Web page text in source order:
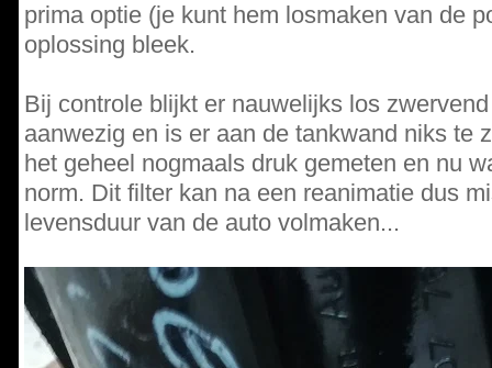
prima optie (je kunt hem losmaken van de
oplossing bleek.
Bij controle blijkt er nauwelijks los
aanwezig en is er aan de tankwand niks te
het geheel nogmaals druk gemeten en nu
norm. Dit filter kan na een reanimatie dus
levensduur van de auto volmaken...